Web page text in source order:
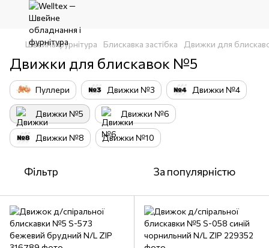
Швейна фурнітура Блискавка застібка Движки для
Движки для блискавок №5
Пуллери Движки №3 Движки №4
Движки №5 Движки №6
Движки №8 Движки №10
Фільтр За популярністю